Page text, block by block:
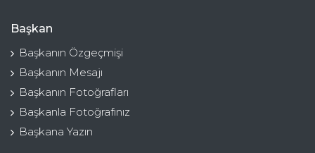
Başkan
Başkanın Özgeçmişi
Başkanın Mesajı
Başkanın Fotoğrafları
Başkanla Fotoğrafınız
Başkana Yazın